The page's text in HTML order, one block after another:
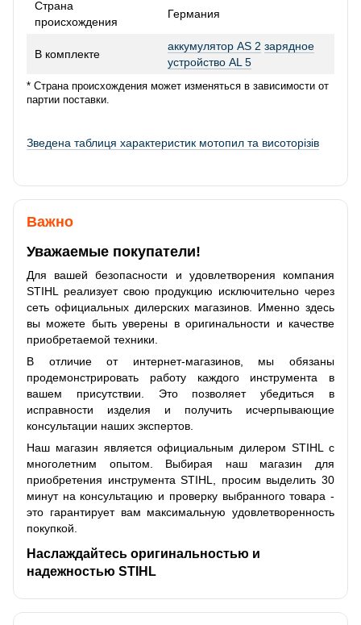
Страна
происхождения
Германия
В комплекте
аккумулятор AS 2 зарядное
устройство AL 5
* Страна происхождения может изменяться в зависимости от
партии поставки.
Зведена таблиця характеристик мотопил та висоторізів
Важно
Уважаемые покупатели!
Для вашей безопасности и удовлетворения компания
STIHL реализует свою продукцию исключительно через
сеть официальных дилерских магазинов. Именно здесь
вы можете быть уверены в оригинальности и качестве
приобретаемой техники.
В отличие от интернет-магазинов, мы обязаны
продемонстрировать работу каждого инструмента в
вашем присутствии. Это позволяет убедиться в
исправности изделия и получить исчерпывающие
консультации наших экспертов.
Наш магазин является официальным дилером STIHL с
многолетним опытом. Выбирая наш магазин для
приобретения инструмента STIHL, просим выделить 30
минут на консультацию и проверку выбранного товара -
это гарантирует вам максимальную удовлетворенность
покупкой.
Наслаждайтесь оригинальностью и
надежностью STIHL